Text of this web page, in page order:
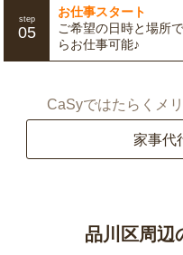
step
05
お仕事スタート
ご希望の日時と場所
らお仕事可能♪
CaSyではたらくメ
家事代
品川区周辺